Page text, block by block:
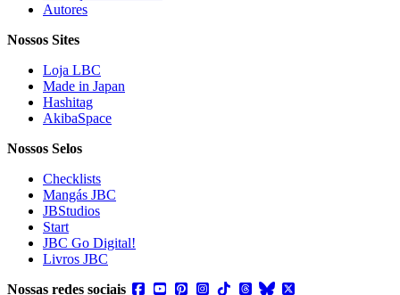
Autores
Nossos Sites
Loja LBC
Made in Japan
Hashitag
AkibaSpace
Nossos Selos
Checklists
Mangás JBC
JBStudios
Start
JBC Go Digital!
Livros JBC
Nossas redes sociais